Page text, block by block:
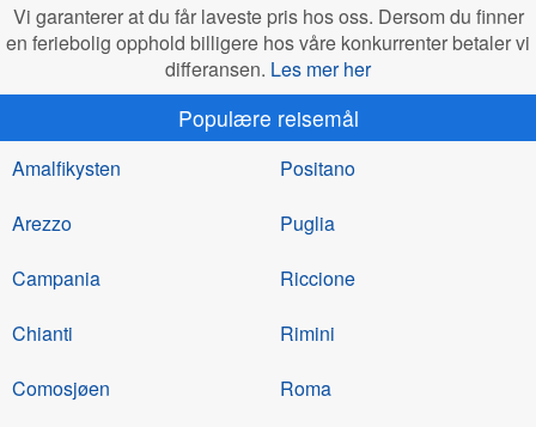
Vi garanterer at du får laveste pris hos oss. Dersom du finner
en feriebolig opphold billigere hos våre konkurrenter betaler vi
differansen. Les mer her
Populære reisemål
Amalfikysten
Arezzo
Campania
Chianti
Comosjøen
Positano
Puglia
Riccione
Rimini
Roma